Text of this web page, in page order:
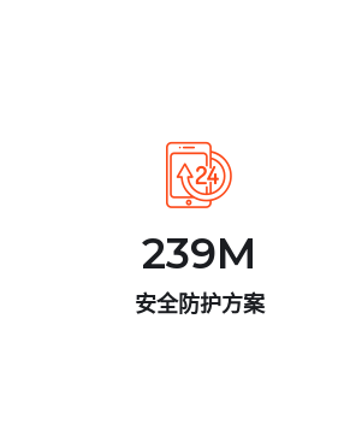
239M
安全防护方案